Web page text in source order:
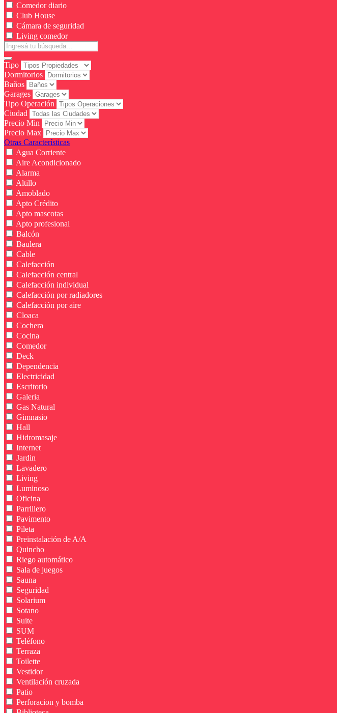
Comedor diario
Club House
Cámara de seguridad
Living comedor
Tipo
Dormitorios
Baños
Garages
Tipo Operación
Ciudad
Precio Min
Precio Max
Otras Características
Agua Corriente
Aire Acondicionado
Alarma
Altillo
Amoblado
Apto Crédito
Apto mascotas
Apto profesional
Balcón
Baulera
Cable
Calefacción
Calefacción central
Calefacción individual
Calefacción por radiadores
Calefacción por aire
Cloaca
Cochera
Cocina
Comedor
Deck
Dependencia
Electricidad
Escritorio
Galeria
Gas Natural
Gimnasio
Hall
Hidromasaje
Internet
Jardin
Lavadero
Living
Luminoso
Oficina
Parrillero
Pavimento
Pileta
Preinstalación de A/A
Quincho
Riego automático
Sala de juegos
Sauna
Seguridad
Solarium
Sotano
Suite
SUM
Teléfono
Terraza
Toilette
Vestidor
Ventilación cruzada
Patio
Perforacion y bomba